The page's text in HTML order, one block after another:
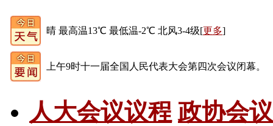
晴 最高温13℃ 最低温-2℃ 北风3-4级[更多]
上午9时十一届全国人民代表大会第四次会议闭幕。
人大会议议程 政协会